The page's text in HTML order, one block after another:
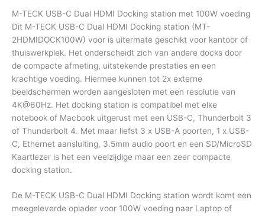
M-TECK USB-C Dual HDMI Docking station met 100W voeding
Dit M-TECK USB-C Dual HDMI Docking station (MT-
2HDMIDOCK100W) voor is uitermate geschikt voor kantoor of
thuiswerkplek. Het onderscheidt zich van andere docks door
de compacte afmeting, uitstekende prestaties en een
krachtige voeding. Hiermee kunnen tot 2x externe
beeldschermen worden aangesloten met een resolutie van
4K@60Hz. Het docking station is compatibel met elke
notebook of Macbook uitgerust met een USB-C, Thunderbolt 3
of Thunderbolt 4. Met maar liefst 3 x USB-A poorten, 1 x USB-
C, Ethernet aansluiting, 3.5mm audio poort en een SD/MicroSD
Kaartlezer is het een veelzijdige maar een zeer compacte
docking station.
De M-TECK USB-C Dual HDMI Docking station wordt komt een
meegeleverde oplader voor 100W voeding naar Laptop of